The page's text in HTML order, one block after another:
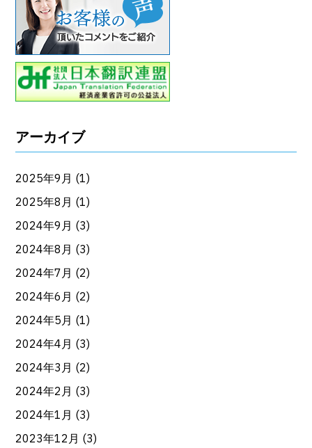
アーカイブ
2025年9月 (1)
2025年8月 (1)
2024年9月 (3)
2024年8月 (3)
2024年7月 (2)
2024年6月 (2)
2024年5月 (1)
2024年4月 (3)
2024年3月 (2)
2024年2月 (3)
2024年1月 (3)
2023年12月 (3)